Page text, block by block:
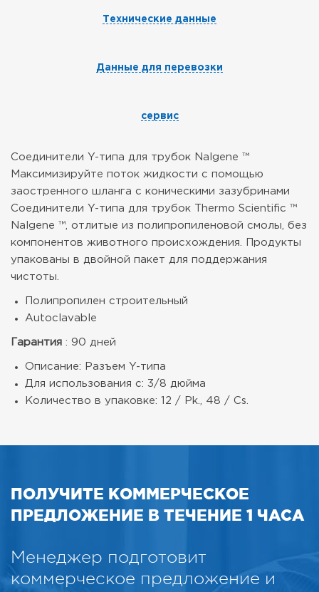
Технические данные
Данные для перевозки
сервис
Соединители Y-типа для трубок Nalgene ™
Максимизируйте поток жидкости с помощью
заостренного шланга с коническими зазубринами
Соединители Y-типа для трубок Thermo Scientific ™
Nalgene ™, отлитые из полипропиленовой смолы, без
компонентов животного происхождения. Продукты
упакованы в двойной пакет для поддержания
чистоты.
Полипропилен строительный
Autoclavable
Гарантия : 90 дней
Описание: Разъем Y-типа
Для использования с: 3/8 дюйма
Количество в упаковке: 12 / Pk., 48 / Cs.
ПОЛУЧИТЕ КОММЕРЧЕСКОЕ
ПРЕДЛОЖЕНИЕ В ТЕЧЕНИЕ 1 ЧАСА
Менеджер подготовит
коммерческое предложение и